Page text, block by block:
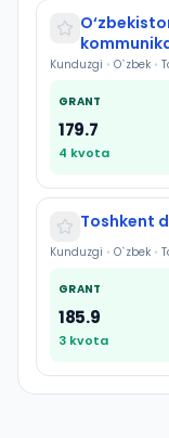
Kunduzgi • O`zbek •
GRANT
179.7
4 kvota
Toshkent
Kunduzgi • O`zbek •
GRANT
185.9
3 kvota